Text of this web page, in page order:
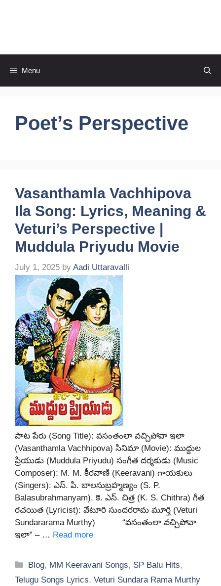
Menu
Poet’s Perspective
Vasanthamla Vachhipova
Ila Song: Lyrics, Meaning &
Veturi’s Perspective |
Muddula Priyudu Movie
July 1, 2025 by Aadi Uttaravalli
పాట పేరు (Song Title): వసంతంలా వచ్చిపోవా ఇలా
(Vasanthamla Vachhipova) సినిమా (Movie): ముద్దుల
ప్రియుడు (Muddula Priyudu) సంగీత దర్శకుడు (Music
Composer): M. M. కీరవాణి (Keeravani) గాయకులు
(Singers): ఎస్. పి. బాలసుబ్రహ్మణ్యం (S. P.
Balasubrahmanyam), కె. ఎస్. చిత్ర (K. S. Chithra) గీత
రచయిత (Lyricist): వేటూరి సుందరరామ మూర్తి (Veturi
Sundararama Murthy) “వసంతంలా వచ్చిపోవా
ఇలా” – … Read more
Categories
Blog, MM Keeravani Songs, SP Balu Hits,
Telugu Songs Lyrics, Veturi Sundara Rama Murthy